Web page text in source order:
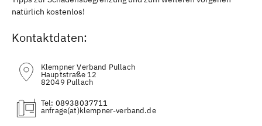
natürlich kostenlos!
Kontaktdaten:
Klempner Verband Pullach
Hauptstraße 12
82049 Pullach
Tel: 08938037711
(at)